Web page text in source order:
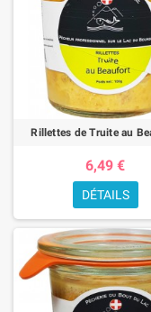
Rillettes de Truite au
6,49 €
DÉTAILS